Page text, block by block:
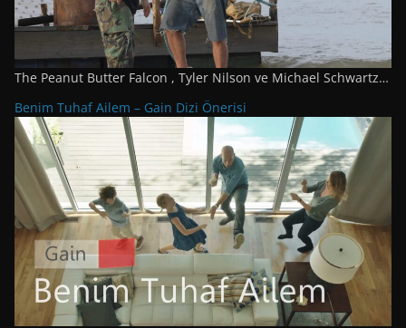
The Peanut Butter Falcon , Tyler Nilson ve Michael Schwartz…
Benim Tuhaf Ailem – Gain Dizi Önerisi